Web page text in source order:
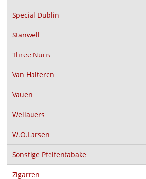
Special Dublin
Stanwell
Three Nuns
Van Halteren
Vauen
Wellauers
W.O.Larsen
Sonstige Pfeifentabake
Zigarren